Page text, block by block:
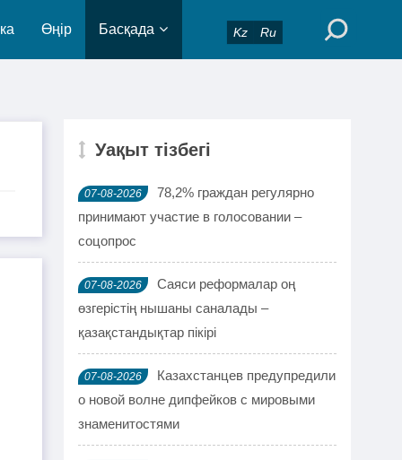
Kz Ru
Өңір Басқада
Уақыт тізбегі
07-08-2026
78,2% граждан регулярно
принимают участие в голосовании –
соцопрос
07-08-2026
Саяси реформалар оң
өзгерістің нышаны саналады –
қазақстандықтар пікірі
07-08-2026
Казахстанцев предупредили
о новой волне дипфейков с мировыми
знаменитостями